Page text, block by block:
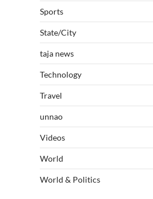
Sports
State/City
taja news
Technology
Travel
unnao
Videos
World
World & Politics